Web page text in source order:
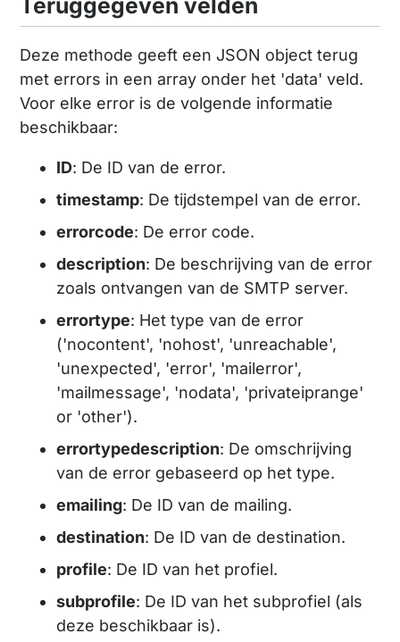
Deze methode geeft een JSON object terug
met errors in een array onder het 'data' veld.
Voor elke error is de volgende informatie
beschikbaar:
ID: De ID van de error.
timestamp: De tijdstempel van de error.
errorcode: De error code.
description: De beschrijving van de error
zoals ontvangen van de SMTP server.
errortype: Het type van de error
('nocontent', 'nohost', 'unreachable',
'unexpected', 'error', 'mailerror',
'mailmessage', 'nodata', 'privateiprange'
or 'other').
errortypedescription: De omschrijving
van de error gebaseerd op het type.
emailing: De ID van de mailing.
destination: De ID van de destination.
profile: De ID van het profiel.
subprofile: De ID van het subprofiel (als
deze beschikbaar is).